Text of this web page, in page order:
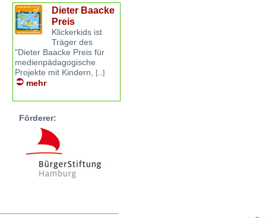
Dieter Baacke
Preis
Klickerkids ist
Träger des
"Dieter Baacke Preis für
medienpädagogische
Projekte mit Kindern, [...]
mehr
Förderer: